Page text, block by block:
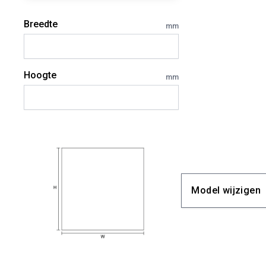
Breedte mm
Hoogte mm
Model wijzigen